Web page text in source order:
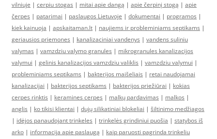
vilniuje | cerpiu stogas | mitai apie dangą | apie čerpinį stogą | apie
čerpes | patarimai | paslaugos Lietuvoje | dokumentai | programos |
kiek kainuoja | apskaitaman.lt | naujiems ir probleminiams septikams |
geriausios priemones | kanalizaciniai vandenys | vandens suliniu
valymas | vamzdziu valymo granules | mikrogranules kanalizacijos
valymui | gelinis kanalizacijos vamzdziu valiklis | vamzdziu valymui |
probleminiams septikams | bakterijos maišeliais | retai naudojamai
kanalizacijai | bakterijos septikams | bakterijos priežiūrai | kokias
cerpes rinktis | keramines cerpes | malkų pardavimas | malkos |
anglis | ko tikisi klientai | dujų silikatiniai blokeliai | šiltinimo medžiagos
| idėjos panaudojant trinkeles | trinkelės grindiniui puošia | statybos iš
arko | informacija apie paslaugą | kaip paruosti pagrinda trinkeliu